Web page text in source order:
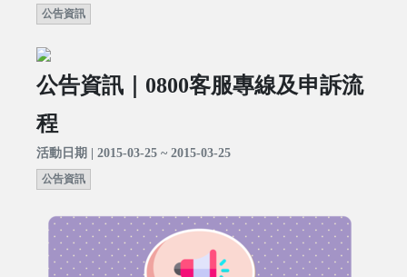
公告資訊
公告資訊｜0800客服專線及申訴流
程
活動日期 | 2015-03-25 ~ 2015-03-25
公告資訊